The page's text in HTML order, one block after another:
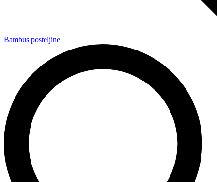
Bambus posteljine